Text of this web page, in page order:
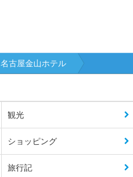
名古屋金山ホテル
観光
ショッピング
旅行記